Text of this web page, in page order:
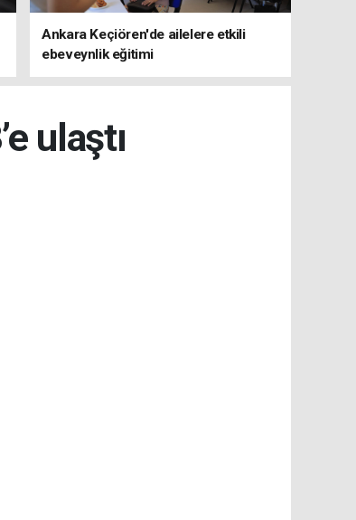
Ankara Keçiören'de ailelere etkili
ebeveynlik eğitimi
ulaştı